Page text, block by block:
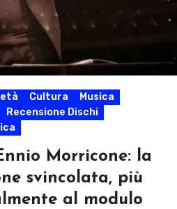
Cultura
Musica
Recensione Dischi
Morricone: la
svincolata, più
al modulo